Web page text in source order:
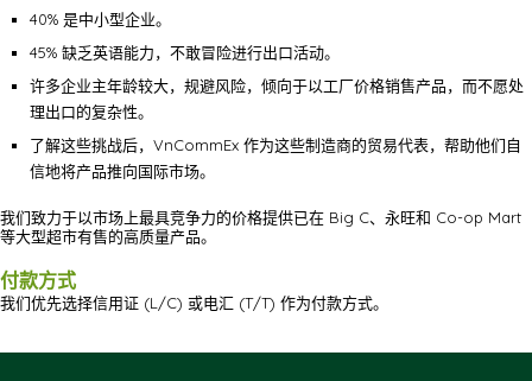
40% 是中小型企业。
45% 缺乏英语能力，不敢冒险进行出口活动。
许多企业主年龄较大，规避风险，倾向于以工厂价格销售产品，而不愿处
理出口的复杂性。
了解这些挑战后，VnCommEx 作为这些制造商的贸易代表，帮助他们自
信地将产品推向国际市场。
我们致力于以市场上最具竞争力的价格提供已在 Big C、永旺和 Co-op Mart
等大型超市有售的高质量产品。
付款方式
我们优先选择信用证 (L/C) 或电汇 (T/T) 作为付款方式。